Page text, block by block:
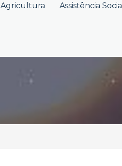
Agricultura Assistência Social